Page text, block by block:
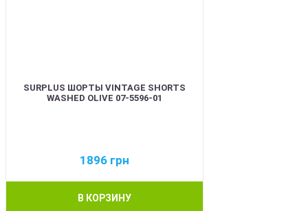
SURPLUS ШОРТЫ VINTAGE SHORTS
WASHED OLIVE 07-5596-01
1896 грн
В КОРЗИНУ